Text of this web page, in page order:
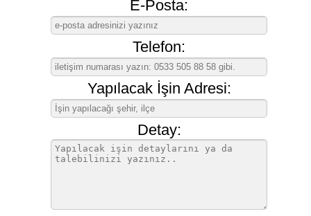
E-Posta:
Telefon:
Yapılacak İşin Adresi:
Detay: